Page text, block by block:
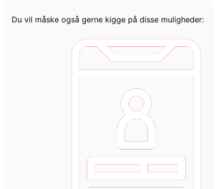
Du vil måske også gerne kigge på disse muligheder: